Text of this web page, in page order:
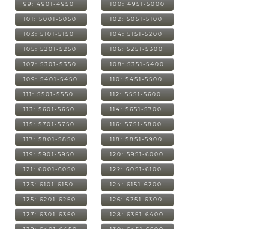
99: 4901-4950 100: 4951-5000
101: 5001-5050 102: 5051-5100
103: 5101-5150 104: 5151-5200
105: 5201-5250 106: 5251-5300
107: 5301-5350 108: 5351-5400
109: 5401-5450 110: 5451-5500
111: 5501-5550 112: 5551-5600
113: 5601-5650 114: 5651-5700
115: 5701-5750 116: 5751-5800
117: 5801-5850 118: 5851-5900
119: 5901-5950 120: 5951-6000
121: 6001-6050 122: 6051-6100
123: 6101-6150 124: 6151-6200
125: 6201-6250 126: 6251-6300
127: 6301-6350 128: 6351-6400